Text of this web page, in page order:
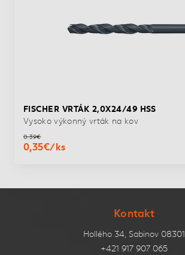
FISCHER VRTÁK 2,0X24/49 HSS
Vysoko výkonný vrták na kov
0,39€
0,35€/ks
Kontakt
Hollého 34, Sabinov 08301
+421 917 907 065